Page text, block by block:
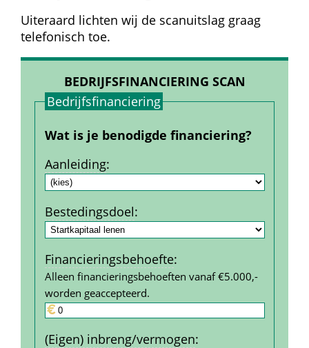
Uiteraard lichten wij de scanuitslag graag
telefonisch toe.
BEDRIJFSFINANCIERING SCAN
Bedrijfs­financiering
Wat is je benodigde financiering?
Aanleiding:
Bestedings­doel:
Financierings­behoefte:
Alleen financieringsbehoeften vanaf €5.000,-
worden geaccepteerd.
(Eigen) inbreng/vermogen: